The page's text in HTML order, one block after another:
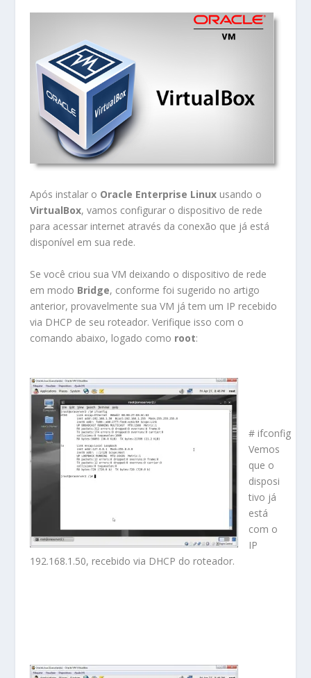
Após instalar o Oracle Enterprise Linuxusando o
VirtualBox, vamos configurar o dispositivo de rede
para acessar internet através da conexão que já está
disponível em sua rede.
Se você criou sua VM deixando o dispositivo de rede
em modo Bridge, conforme foi sugerido no artigo
anterior, provavelmente sua VM já tem um IP recebido
via DHCP de seu roteador. Verifique isso com o
comando abaixo, logado como root:
# ifconfig
Vemos
que o
disposi
tivo já
está
com o
IP
192.168.1.50, recebido via DHCP do roteador.